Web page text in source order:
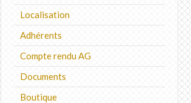
Localisation
Adhérents
Compte rendu AG
Documents
Boutique